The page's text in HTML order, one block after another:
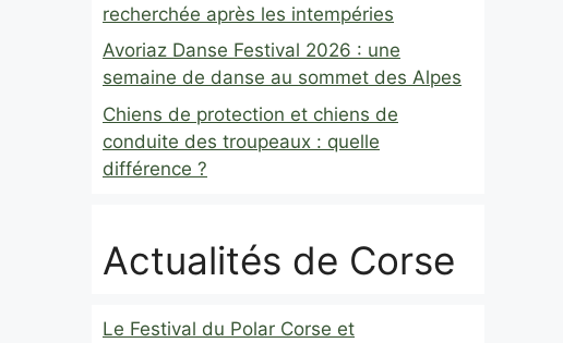
recherchée après les intempéries
Avoriaz Danse Festival 2026 : une
semaine de danse au sommet des Alpes
Chiens de protection et chiens de
conduite des troupeaux : quelle
différence ?
Actualités de Corse
Le Festival du Polar Corse et